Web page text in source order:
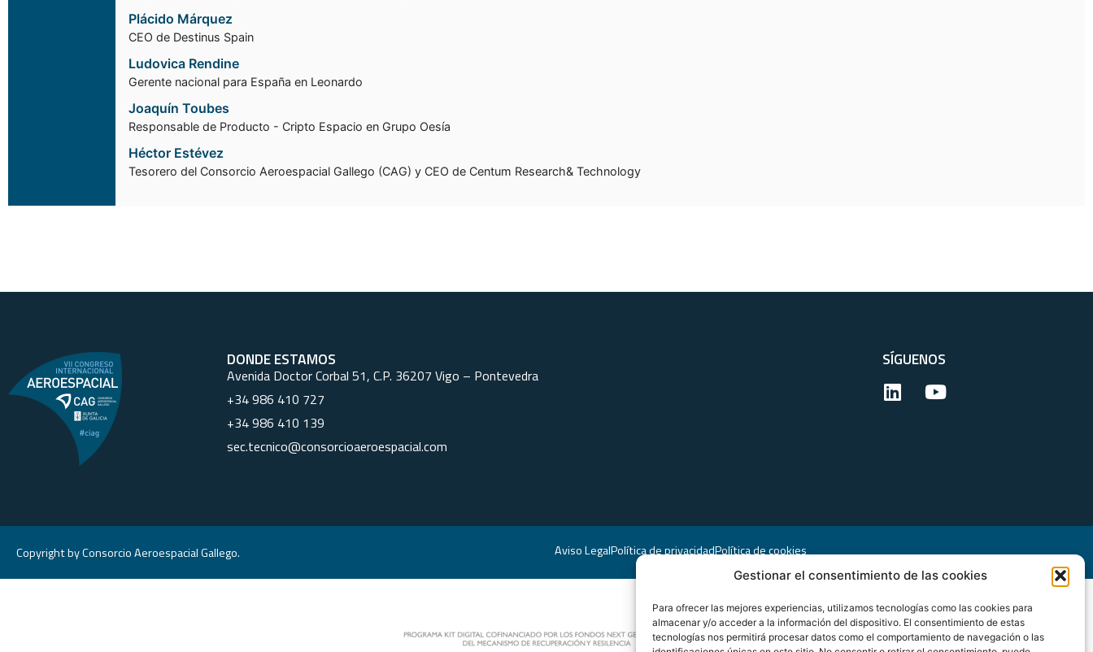
Gestionar el consentimiento de las cookies
Para ofrecer las mejores experiencias, utilizamos tecnologías como las cookies para
almacenar y/o acceder a la información del dispositivo. El consentimiento de estas
tecnologías nos permitirá procesar datos como el comportamiento de navegación o las
Plácido Márquez
CEO de Destinus Spain
Ludovica Rendine
Gerente nacional para España en Leonardo
Joaquín Toubes
Responsable de Producto - Cripto Espacio en Grupo Oesía
Héctor Estévez
Tesorero del Consorcio Aeroespacial Gallego (CAG) y CEO de Centum Research& Technology
DONDE ESTAMOS
Avenida Doctor Corbal 51, C.P. 36207 Vigo – Pontevedra
+34 986 410 727
+34 986 410 139
sec.tecnico@consorcioaeroespacial.com
SÍGUENOS
Copyright by Consorcio Aeroespacial Gallego. Aviso LegalPolítica de privacidadPolítica de cookies